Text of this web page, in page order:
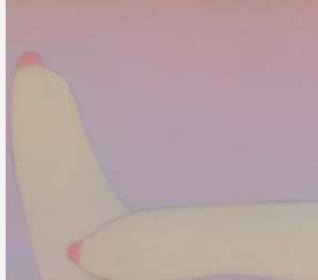
Artistes
Collection vidéos